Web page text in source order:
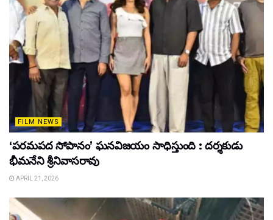
FILM NEWS
‘పరమపద సోపానం’ ఘనవిజయం సాధిస్తుంది : దర్శకుడు
భీమనేని శ్రీనివాసరావు
APRIL 21, 2026